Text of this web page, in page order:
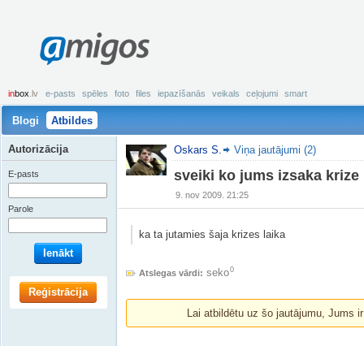
amigos
inbox .lv e-pasts spēles foto files iepazīšanās veikals ceļojumi smart
Blogi Atbildes
Oskars S. Viņa jautājumi (2)
sveiki ko jums izsaka krize
9. nov 2009. 21:25
ka ta jutamies šaja krizes laika
Atslegas vārdi: seko0
Lai atbildētu uz šo jautājumu, Jums
Autorizācija
E-pasts
Parole
Ienākt
Reģistrācija